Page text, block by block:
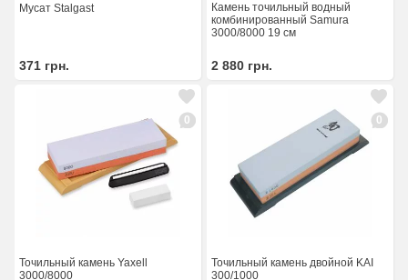
Мусат Stalgast
371 грн.
Камень точильный водный
комбинированный Samura
3000/8000 19 см
2 880 грн.
0
Точильный камень Yaxell
3000/8000
0
Точильный камень двойной KAI
300/1000